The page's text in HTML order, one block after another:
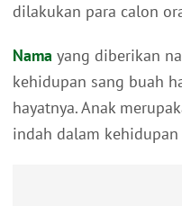
dilakukan para calon
Nama yang diberikan
kehidupan sang buah
hayatnya. Anak
indah dalam